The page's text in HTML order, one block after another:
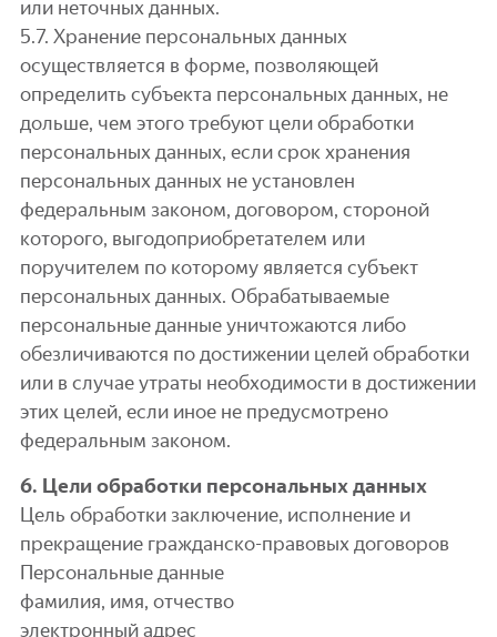
или неточных данных.
5.7. Хранение персональных данных
осуществляется в форме, позволяющей
определить субъекта персональных данных, не
дольше, чем этого требуют цели обработки
персональных данных, если срок хранения
персональных данных не установлен
федеральным законом, договором, стороной
которого, выгодоприобретателем или
поручителем по которому является субъект
персональных данных. Обрабатываемые
персональные данные уничтожаются либо
обезличиваются по достижении целей обработки
или в случае утраты необходимости в достижении
этих целей, если иное не предусмотрено
федеральным законом.
6. Цели обработки персональных данных
Цель обработки заключение, исполнение и
прекращение гражданско-правовых договоров
Персональные данные
фамилия, имя, отчество
электронный адрес